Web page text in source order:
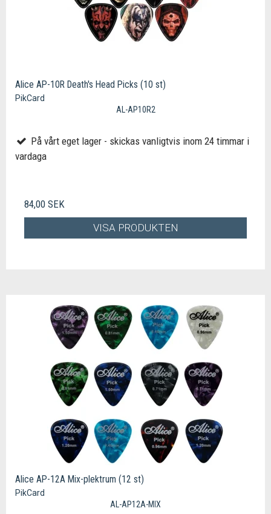
Alice AP-10R Death's Head Picks (10 st)
PikCard
AL-AP10R2
På vårt eget lager - skickas vanligtvis inom 24 timmar i
vardaga
84,00 SEK
VISA PRODUKTEN
Alice AP-12A Mix-plektrum (12 st)
PikCard
AL-AP12A-MIX